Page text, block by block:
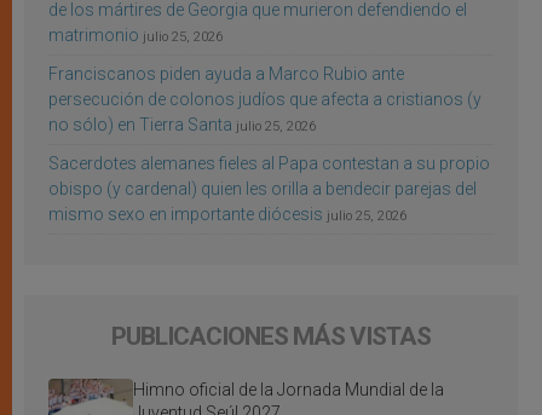
de los mártires de Georgia que murieron defendiendo el
matrimonio julio 25, 2026
Franciscanos piden ayuda a Marco Rubio ante
persecución de colonos judíos que afecta a cristianos (y
no sólo) en Tierra Santa julio 25, 2026
Sacerdotes alemanes fieles al Papa contestan a su propio
obispo (y cardenal) quien les orilla a bendecir parejas del
mismo sexo en importante diócesis julio 25, 2026
PUBLICACIONES MÁS VISTAS
Himno oficial de la Jornada Mundial de la